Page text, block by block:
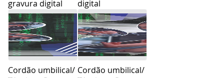
gravura digital
digital
Cordão umbilical/ Cordão umbilical/